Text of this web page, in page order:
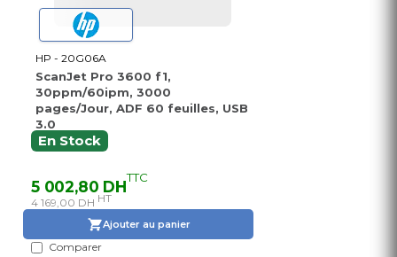
HP - 20G06A
ScanJet Pro 3600 f1,
30ppm/60ipm, 3000
pages/Jour, ADF 60 feuilles, USB
3.0
En Stock
5 002,80 DHTTC
4 169,00 DH HT
Ajouter au panier
Comparer